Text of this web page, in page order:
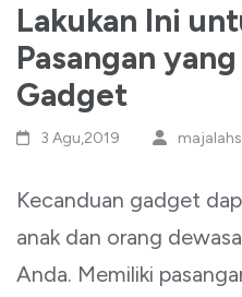
Lakukan Ini
Pasangan
Gadget
3 Agu,2019
Kecanduan gadget
anak dan orang
Anda. Memiliki